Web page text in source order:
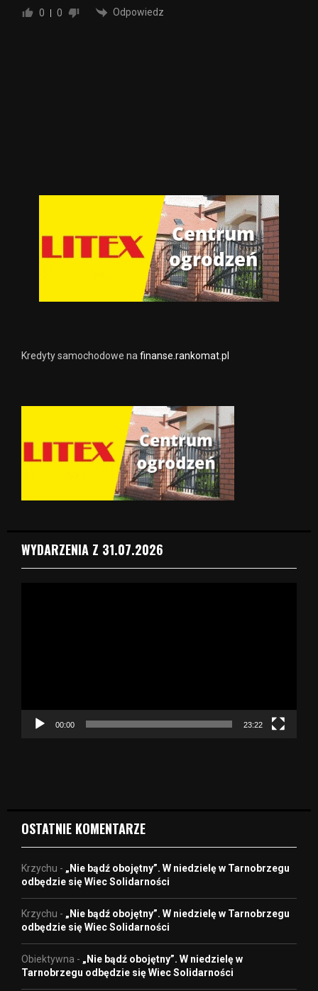
0 0 Odpowiedz
Kredyty samochodowe na finanse.rankomat.pl
WYDARZENIA Z 31.07.2026
c
00:00 23:22
OSTATNIE KOMENTARZE
Krzychu - „Nie bądź obojętny”. W niedzielę w Tarnobrzegu
odbędzie się Wiec Solidarności
Krzychu - „Nie bądź obojętny”. W niedzielę w Tarnobrzegu
odbędzie się Wiec Solidarności
Obiektywna - „Nie bądź obojętny”. W niedzielę w
Tarnobrzegu odbędzie się Wiec Solidarności